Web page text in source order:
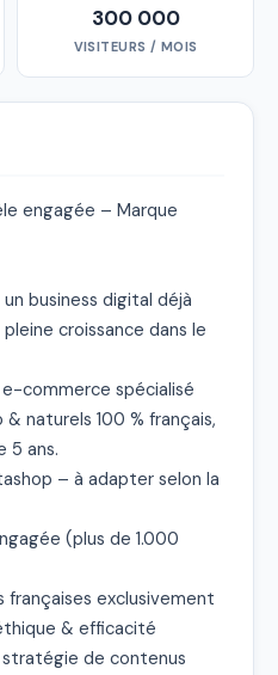
300 000
VISITEURS / MOIS
engagée – Marque
business digital déjà
croissance dans le
commerce spécialisé
naturels 100 % français,
5 ans.
– à adapter selon la
(plus de 1.000
françaises exclusivement
& efficacité
stratégie de contenus